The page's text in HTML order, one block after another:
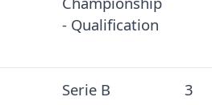
- Qualification
Serie B 3